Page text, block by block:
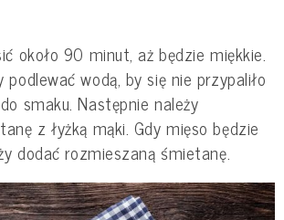
około 90 minut, aż będzie miękkie.
podlewać wodą, by się nie przypaliło
smaku. Następnie należy
z łyżką mąki. Gdy mięso będzie
dodać rozmieszaną śmietanę.